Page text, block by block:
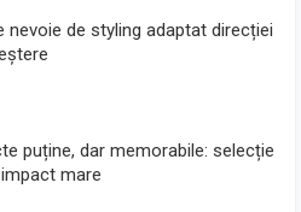
nevoie de styling adaptat direcției
puține, dar memorabile: selecție
mare